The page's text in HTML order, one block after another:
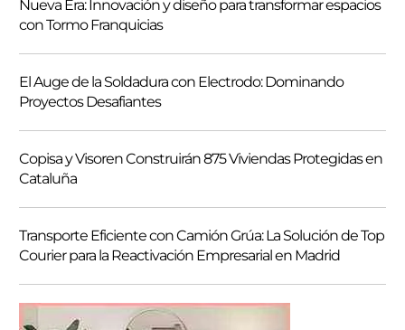
Nueva Era: Innovación y diseño para transformar espacios
con Tormo Franquicias
El Auge de la Soldadura con Electrodo: Dominando
Proyectos Desafiantes
Copisa y Visoren Construirán 875 Viviendas Protegidas en
Cataluña
Transporte Eficiente con Camión Grúa: La Solución de Top
Courier para la Reactivación Empresarial en Madrid